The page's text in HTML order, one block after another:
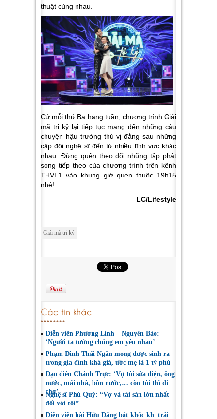
thuật cùng nhau.
Cứ mỗi thứ Ba hàng tuần, chương trình Giải
mã tri kỷ lại tiếp tục mang đến những câu
chuyện hậu trường thú vị đằng sau những
cặp đôi nghệ sĩ đến từ nhiều lĩnh vực khác
nhau. Đừng quên theo dõi những tập phát
sóng tiếp theo của chương trình trên kênh
THVL1 vào khung giờ quen thuộc 19h15
nhé!
LC/Lifestyle
Giải mã tri kỷ
Các tin khác
Diễn viên Phương Linh – Nguyên Bảo:
‘Người ta tưởng chúng em yêu nhau’
Phạm Đình Thái Ngân mong được sinh ra
trong gia đình khá giả, ước mẹ là 1 tỷ phú
Đạo diễn Chánh Trực: ‘Vợ tôi sửa điện, ống
nước, mái nhà, bồn nước,… còn tôi thì đi
chợ’
Nghệ sĩ Phú Quý: “Vợ và tài sản lớn nhất
đối với tôi”
Diễn viên hài Hữu Đằng bật khóc khi trải